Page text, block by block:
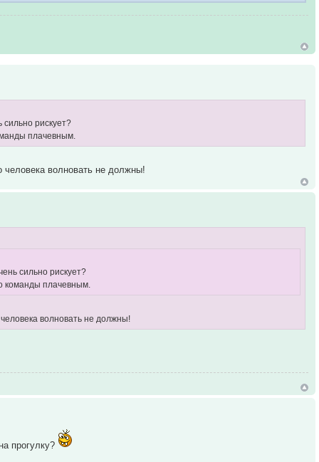
рискует?
плачевным.
человека волновать не должны!
сильно рискует?
команды плачевным.
волновать не должны!
прогулку?